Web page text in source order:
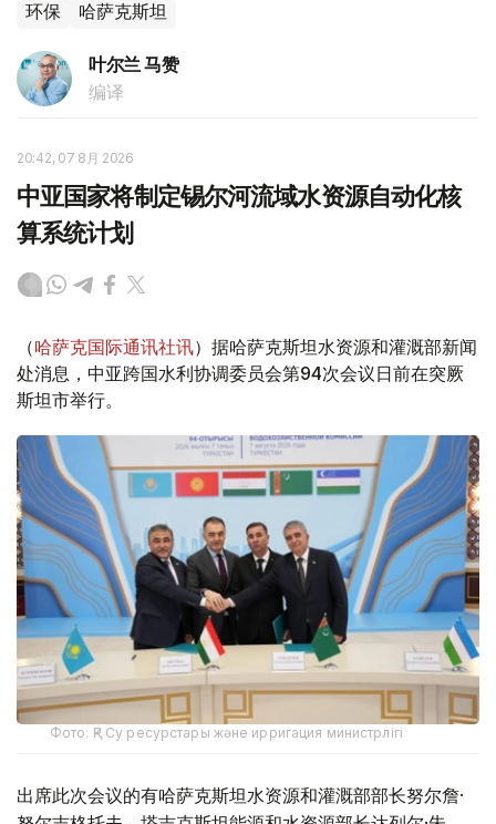
环保 哈萨克斯坦
叶尔兰 马赞
编译
20:42, 07 8月 2026
中亚国家将制定锡尔河流域水资源自动化核
算系统计划
（哈萨克国际通讯社讯）据哈萨克斯坦水资源和灌溉部新闻
处消息，中亚跨国水利协调委员会第94次会议日前在突厥
斯坦市举行。
Фото: ҚР Су ресурстары және ирригация министрлігі
出席此次会议的有哈萨克斯坦水资源和灌溉部部长努尔詹·